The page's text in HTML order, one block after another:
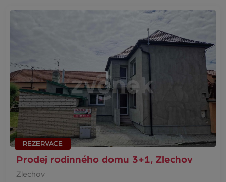
REZERVACE
Prodej rodinného domu 3+1, Zlechov
Zlechov